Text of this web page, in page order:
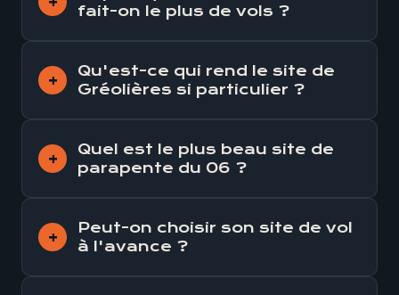
fait-on le plus de vols ?
Qu'est-ce qui rend le site de
Gréolières si particulier ?
Quel est le plus beau site de
parapente du 06 ?
Peut-on choisir son site de vol
à l'avance ?